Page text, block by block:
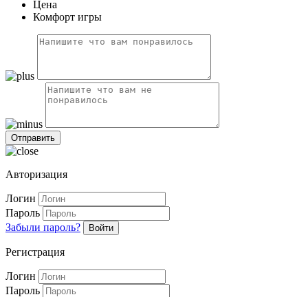
Цена
Комфорт игры
Авторизация
Логин
Пароль
Забыли пароль?
Войти
Регистрация
Логин
Пароль